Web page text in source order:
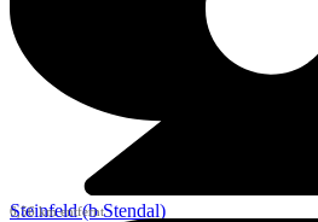
Steinfeld (b Stendal)
6,56 km entfernt